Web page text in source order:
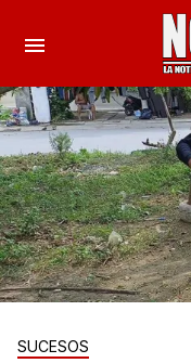
SUCESOS